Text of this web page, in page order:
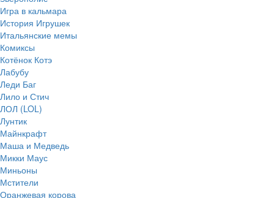
Игра в кальмара
История Игрушек
Итальянские мемы
Комиксы
Котёнок Котэ
Лабубу
Леди Баг
Лило и Стич
ЛОЛ (LOL)
Лунтик
Майнкрафт
Маша и Медведь
Микки Маус
Миньоны
Мстители
Оранжевая корова